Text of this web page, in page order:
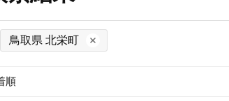
鳥取県 北栄町
順